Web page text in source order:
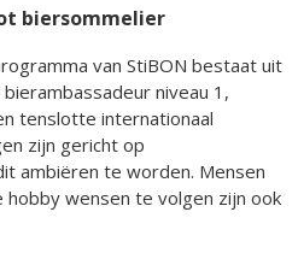
biersommelier
van StiBON bestaat uit
niveau 1,
tenslotte internationaal
zijn gericht op
ambiëren te worden. Mensen
wensen te volgen zijn ook